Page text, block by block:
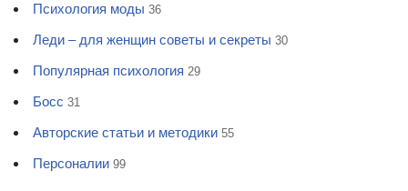
Психология моды 36
Леди – для женщин советы и секреты 30
Популярная психология 29
Босс 31
Авторские статьи и методики 55
Персоналии 99